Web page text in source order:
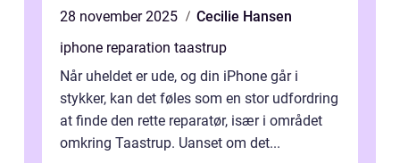
28 november 2025
Cecilie Hansen
iphone reparation taastrup
Når uheldet er ude, og din iPhone går i
stykker, kan det føles som en stor udfordring
at finde den rette reparatør, især i området
omkring Taastrup. Uanset om det...